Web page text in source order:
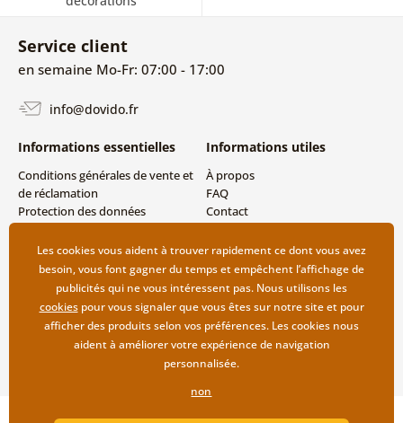
Service client
en semaine Mo-Fr: 07:00 - 17:00
info@dovido.fr
Informations essentielles
Conditions générales de vente et
de réclamation
Protection des données
Modes de livraison et de
paiement
Retour des produits
Informations utiles
À propos
FAQ
Contact
Les cookies vous aident à trouver rapidement ce dont vous avez
besoin, vous font gagner du temps et empêchent l’affichage de
publicités qui ne vous intéressent pas. Nous utilisons les
cookiespour vous signaler que vous êtes sur notre site et pour
afficher des produits selon vos préférences. Les cookies nous
aident à améliorer votre expérience de navigation
personnalisée.
non